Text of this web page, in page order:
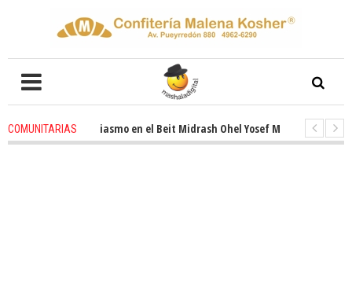
COMUNITARIASentusiasmo en el Beit Midrash Ohel Yosef Moshe 4 weeks ago